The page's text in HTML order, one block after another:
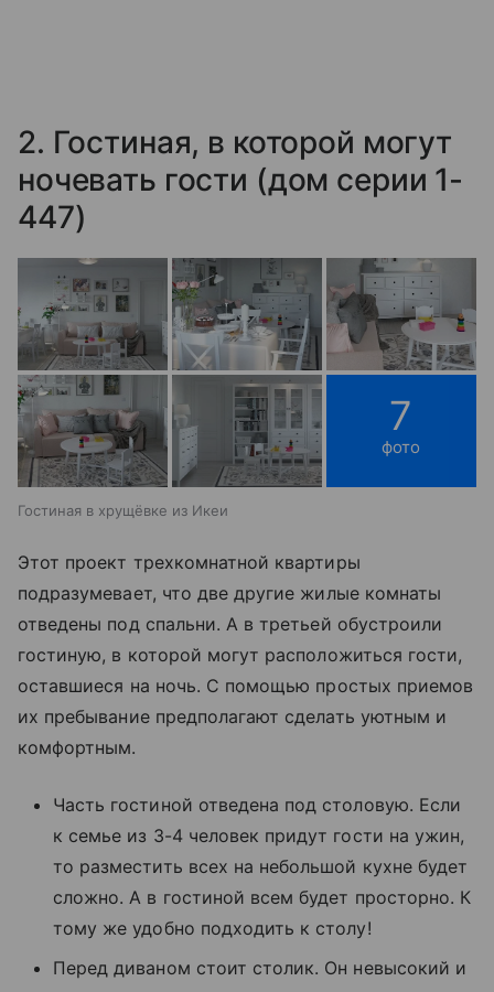
2. Гостиная, в которой могут
ночевать гости (дом серии 1-
447)
7
фото
Гостиная в хрущёвке из Икеи
Этот проект трехкомнатной квартиры
подразумевает, что две другие жилые комнаты
отведены под спальни. А в третьей обустроили
гостиную, в которой могут расположиться гости,
оставшиеся на ночь. С помощью простых приемов
их пребывание предполагают сделать уютным и
комфортным.
Часть гостиной отведена под столовую. Если
к семье из 3-4 человек придут гости на ужин,
то разместить всех на небольшой кухне будет
сложно. А в гостиной всем будет просторно. К
тому же удобно подходить к столу!
Перед диваном стоит столик. Он невысокий и